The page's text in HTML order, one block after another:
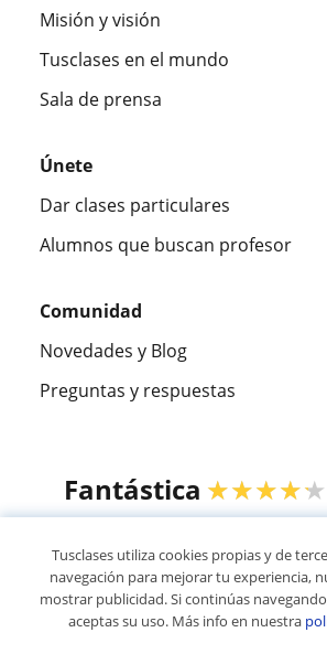
Misión y visión
Tusclases en el mundo
Sala de prensa
Únete
Dar clases particulares
Alumnos que buscan profesor
Comunidad
Novedades y Blog
Preguntas y respuestas
Fantástica ★★★★★
© 2007 - 2026
Tusclases utiliza cookies propias y de
navegación para mejorar tu experiencia,
mostrar publicidad. Si continúas
aceptas su uso. Más info en nuestra